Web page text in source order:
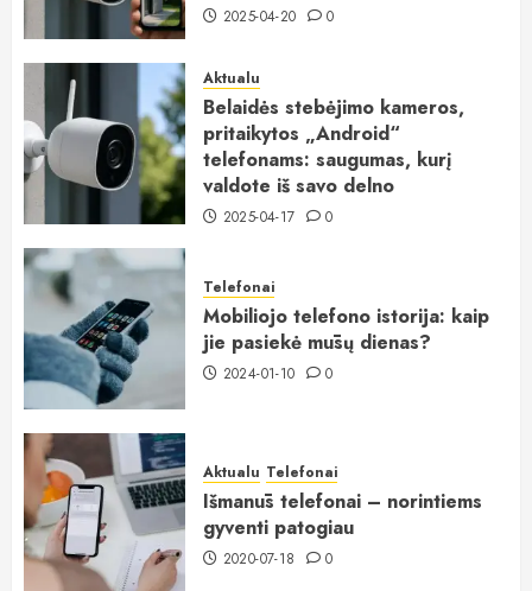
2025-04-20 0
Aktualu
Belaidės stebėjimo kameros,
pritaikytos „Android“
telefonams: saugumas, kurį
valdote iš savo delno
2025-04-17 0
Telefonai
Mobiliojo telefono istorija: kaip
jie pasiekė mūsų dienas?
2024-01-10 0
Aktualu Telefonai
Išmanūs telefonai – norintiems
gyventi patogiau
2020-07-18 0